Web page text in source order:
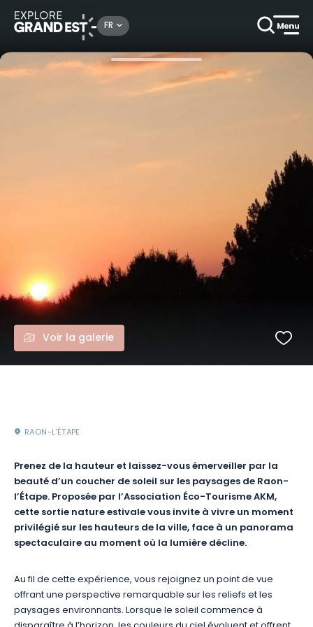
FR
Escapades Venez découvrir le coucher du soleil depuis les hauteurs de Raon l'Etape
Voir la galerie
RAON-L'ÉTAPE
Prenez de la hauteur et laissez-vous émerveiller par la
beauté d’un coucher de soleil sur les paysages de Raon-
l’Étape. Proposée par l’Association Éco-Tourisme AKM,
cette sortie nature estivale vous invite à vivre un moment
privilégié sur les hauteurs de la ville, face à un panorama
spectaculaire au moment où la lumière décline.
Au fil de cette expérience, vous rejoignez un point de vue
offrant une perspective remarquable sur les reliefs et les
paysages environnants. Lorsque le soleil commence à